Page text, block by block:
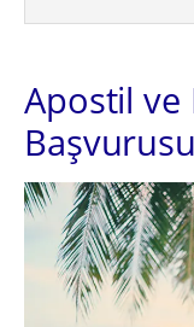
Apostil ve
Başvurusu